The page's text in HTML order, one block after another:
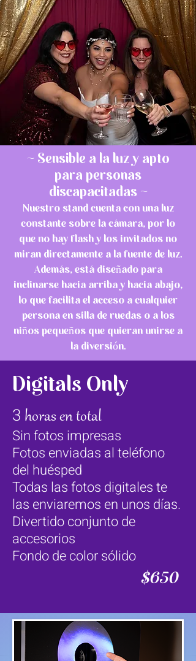
~ Sensible a la luz y apto
para personas
discapacitadas ~
Nuestro stand cuenta con una luz
constante sobre la cámara, por lo
que no hay flash y los invitados no
miran directamente a la fuente de luz.
Además, está diseñado para
inclinarse hacia arriba y hacia abajo,
lo que facilita el acceso a cualquier
persona en silla de ruedas o a los
niños pequeños que quieran unirse a
la diversión.
Digitals Only
3 horas en total
Sinfotos impresas
Fotos enviadas al teléfono
del huésped
Todas las fotos digitales te
las enviaremos en unos días.
Divertido conjunto de
accesorios
Fondo de color sólido
$650